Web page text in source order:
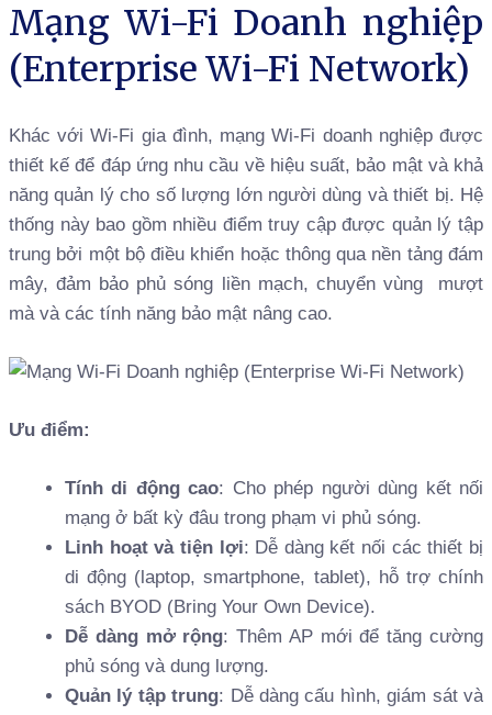
Mạng Wi-Fi Doanh nghiệp
(Enterprise Wi-Fi Network)
Khác với Wi-Fi gia đình, mạng Wi-Fi doanh nghiệp được
thiết kế để đáp ứng nhu cầu về hiệu suất, bảo mật và khả
năng quản lý cho số lượng lớn người dùng và thiết bị. Hệ
thống này bao gồm nhiều điểm truy cập được quản lý tập
trung bởi một bộ điều khiển hoặc thông qua nền tảng đám
mây, đảm bảo phủ sóng liền mạch, chuyển vùng mượt
mà và các tính năng bảo mật nâng cao.
Ưu điểm:
Tính di động cao: Cho phép người dùng kết nối
mạng ở bất kỳ đâu trong phạm vi phủ sóng.
Linh hoạt và tiện lợi: Dễ dàng kết nối các thiết bị
di động (laptop, smartphone, tablet), hỗ trợ chính
sách BYOD (Bring Your Own Device).
Dễ dàng mở rộng: Thêm AP mới để tăng cường
phủ sóng và dung lượng.
Quản lý tập trung: Dễ dàng cấu hình, giám sát và